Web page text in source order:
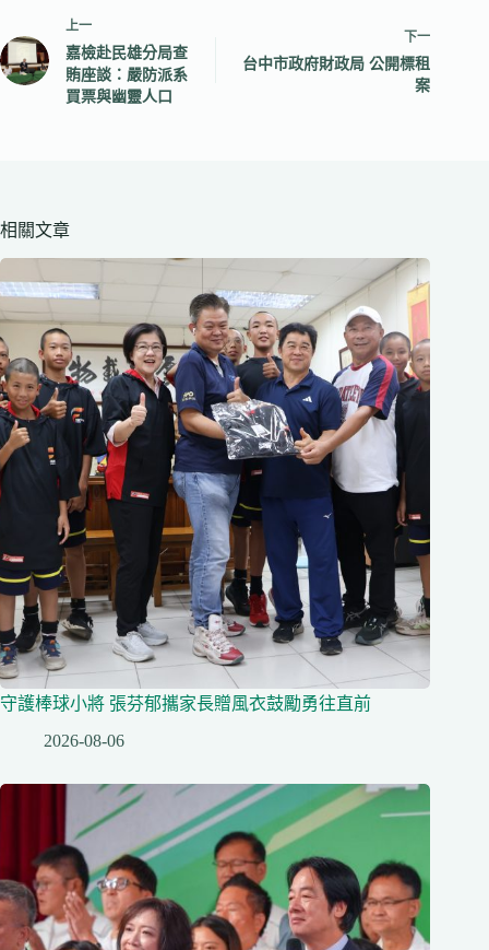
上一
嘉檢赴民雄分局查
賄座談：嚴防派系
買票與幽靈人口
下一
台中市政府財政局 公開標租
案
相關文章
守護棒球小將 張芬郁攜家長贈風衣鼓勵勇往直前
2026-08-06